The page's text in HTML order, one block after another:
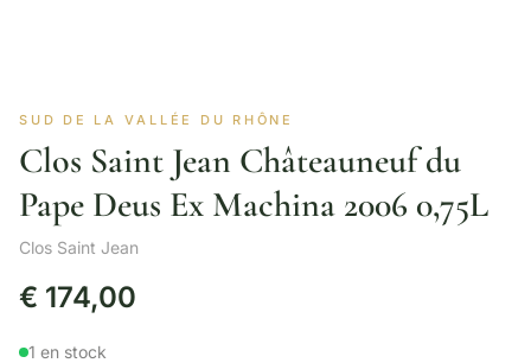
SUD DE LA VALLÉE DU RHÔNE
Clos Saint Jean Châteauneuf du
Pape Deus Ex Machina 2006 0,75L
Clos Saint Jean
€ 174,00
1 en stock